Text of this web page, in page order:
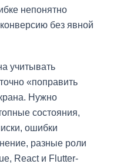
непонятно
без явной
учитывать
«поправить
Нужно
состояния,
ошибки
разные роли
React и Flutter-